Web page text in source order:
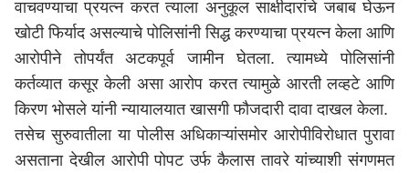
वाचवण्याचा प्रयत्न करत त्याला अनुकूल साक्षीदारांचे जबाब घेऊन
खोटी फिर्याद असल्याचे पोलिसांनी सिद्ध करण्याचा प्रयत्न केला आणि
आरोपीने तोपर्यंत अटकपूर्व जामीन घेतला. त्यामध्ये पोलिसांनी
कर्तव्यात कसूर केली असा आरोप करत त्यामुळे आरती लव्हटे आणि
किरण भोसले यांनी न्यायालयात खासगी फौजदारी दावा दाखल केला.
तसेच सुरुवातीला या पोलीस अधिकाऱ्यांसमोर आरोपीविरोधात पुरावा
असताना देखील आरोपी पोपट उर्फ कैलास तावरे यांच्याशी संगणमत